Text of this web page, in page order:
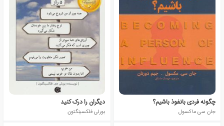
چگونه فردی بانفوذ باشیم؟
جان سی ماکسول
دیگران را درک کنید
بورلی فلکسینگتون